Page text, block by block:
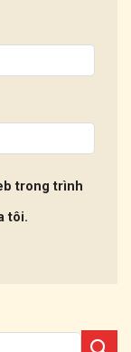
trong trình
tôi.